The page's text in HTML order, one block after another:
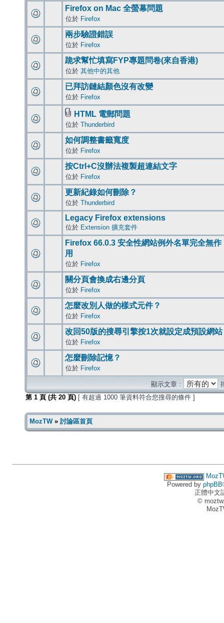
Firefox on Mac 全螢幕問題
位於 Firefox
兩步驗證錯誤
位於 Firefox
跪求幫忙填寫FYP專題問卷(來自香港)
位於 其他中的其他
已拜訪鏈結顏色沒有改變
位於 Firefox
HTML 電郵問題
位於 Thunderbird
如何調整書籤寬度
位於 Firefox
按Ctrl+C沒辦法複製超連結文字
位於 Firefox
更新紀錄如何刪除？
位於 Thunderbird
Legacy Firefox extensions
位於 Extension 擴充套件
Firefox 66.0.3 安全性網站例外名單完全無作
用
位於 Firefox
關分頁會換成右邊分頁
位於 Firefox
怎麼改別人做的樣式元件？
位於 Firefox
改回50版的搜尋引擎按1次就設定成預設網站
位於 Firefox
怎麼刪除記憶？
位於 Firefox
顯示文章 :
第 1 頁 (共 20 頁) [ 有超過 1000 筆資料符合您搜尋的條件 ]
MozTW» 討論區首頁
Powered by phpBB
正體中文
©